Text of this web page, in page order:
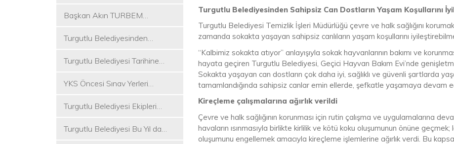
Başkan Akın TURBEM
Turgutlu Belediyesinden
Mesai
Turgutlu Belediyesi Tarihine
YKS Öncesi Sınav Yerleri
Turgutlu Belediyesi Ekipleri
Hizmete Devam Ediyor
Turgutlu Belediyesi Bu Yıl da
Turgutlu Belediyesinden Sahipsiz Can Dostların Yaşam Koşullarını
Turgutlu Belediyesi Temizlik İşleri Müdürlüğü çevre ve halk sağlığını korumak
zamanda sokakta yaşayan sahipsiz canlıların yaşam koşullarını
“Kalbimiz sokakta atıyor” anlayışıyla sokak hayvanlarının bakımı ve
hayata geçiren Turgutlu Belediyesi, Geçici Hayvan Bakım Evi’nde
Sokakta yaşayan can dostların çok daha iyi, sağlıklı ve güvenli şartlarda
tamamlandığında sahipsiz canlar emin ellerde, şefkatle yaşamaya devam
Kireçleme çalışmalarına ağırlık verildi
Çevre ve halk sağlığının korunması için rutin çalışma ve uygulamalarına
havaların ısınmasıyla birlikte kirlilik ve kötü koku oluşumunun önüne
oluşumunu engellemek amacıyla kireçleme işlemlerine ağırlık verdi. Bu